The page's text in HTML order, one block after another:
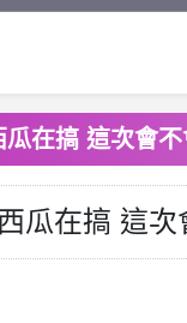
在搞 這次會
瓜在搞 這